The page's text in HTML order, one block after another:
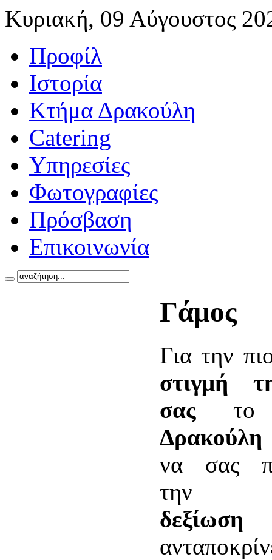
Κυριακή, 09 Αύγουστος
Προφίλ
Ιστορία
Κτήμα Δρακούλη
Catering
Υπηρεσίες
Φωτογραφίες
Πρόσβαση
Επικοινωνία
Γάμος
Για την
στιγμή
σας
Δρακούλη
να σας
την
δεξίωση